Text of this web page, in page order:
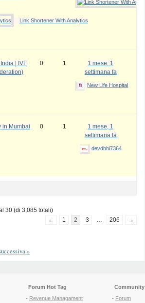
Link Shortener With Analytics
| IVF
0 1
1 mese, 1
settimana fa
New Life Hospital
in Mumbai
0 1
1 mese, 1
settimana fa
devdhhi7364
30 (di 3,085 totali)
←
1 2 3 … 206 →
»
Forum Hot Tag
- Revenue Managament
Community
- Forum